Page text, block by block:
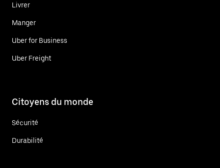
Livrer
Manger
Uber for Business
Uber Freight
Citoyens du monde
Sécurité
Durabilité